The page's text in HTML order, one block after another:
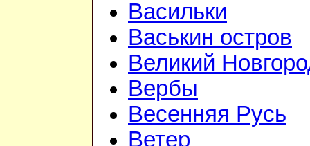
Васильки
Васькин остров
Великий
Вербы
Весенняя Русь
Ветер